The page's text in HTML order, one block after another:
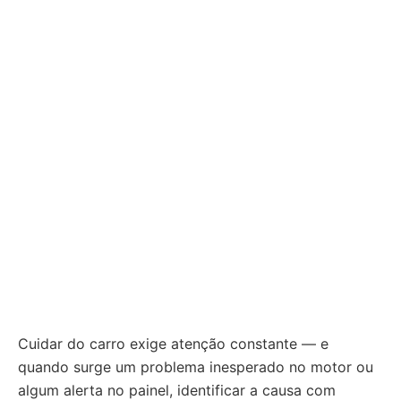
Cuidar do carro exige atenção constante — e
quando surge um problema inesperado no motor ou
algum alerta no painel, identificar a causa com